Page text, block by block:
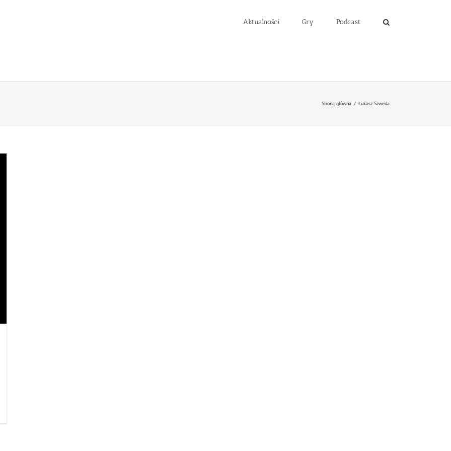
Aktualności Gry Podcast
Strona główna / Łukasz Szweda